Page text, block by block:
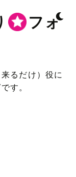
フォ
るだけ）役に
す。